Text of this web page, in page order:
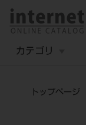
カテゴリ
トップページ